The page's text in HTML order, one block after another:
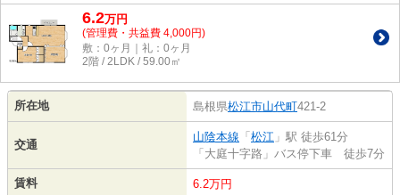
6.2万円
(管理費・共益費 4,000円)
敷：0ヶ月｜礼：0ヶ月
2階 / 2LDK / 59.00㎡
所在地 島根県松江市山代町421-2
交通
山陰本線 「 松江 」駅 徒歩61分
「大庭十字路」バス停下車 徒歩7分
賃料 6.2万円